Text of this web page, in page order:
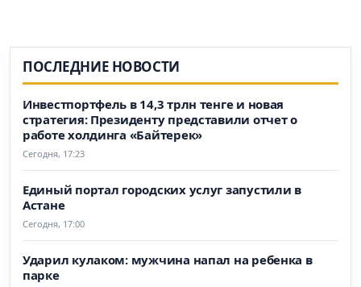
ПОСЛЕДНИЕ НОВОСТИ
Инвестпортфель в 14,3 трлн тенге и новая
стратегия: Президенту представили отчет о
работе холдинга «Байтерек»
Сегодня, 17:23
Единый портал городских услуг запустили в
Астане
Сегодня, 17:00
Ударил кулаком: мужчина напал на ребенка в
парке